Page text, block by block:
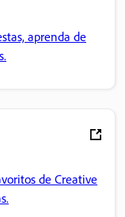
aprenda de
de Creative